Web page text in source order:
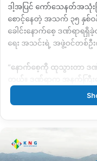
ဒါ့အပြင် ကော်သေနတ်အသုံး
စောင့်နေတဲ့ အသက် ၃၅ နှစ်ဝ
ခေါင်းနောက်‌စေ့ ဒဏ်ရ
ရေး အသင်းရဲ့ အဖွဲ့ဝင်တစ်ဦ
“နောက်စေ့ကို ထုသွားတာ ဒ
ဘူးဗျ
ရေးအသင်းကနေပြီးတေ
ဆောင်ရွက်ပေးပြီး ဆေး